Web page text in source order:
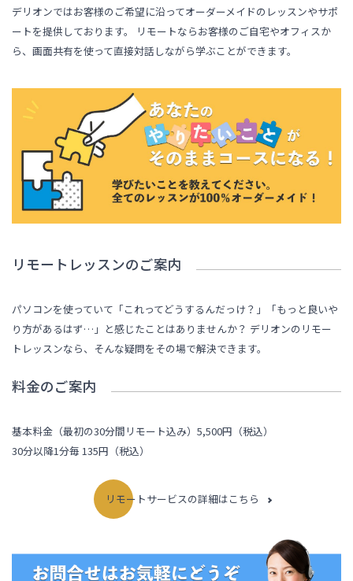
デリオンではお客様のご希望に沿ってオーダーメイドのレッスンやサポ
ートを提供しております。 リモートならお客様のご自宅やオフィスか
ら、画面共有を使って直接対話しながら学ぶことができます。
リモートレッスンのご案内
パソコンを使っていて「これってどうするんだっけ？」「もっと良いや
り方があるはず…」と感じたことはありませんか？ デリオンのリモー
トレッスンなら、そんな疑問をその場で解決できます。
料金のご案内
基本料金（最初の30分間リモート込み）5,500円（税込）
30分以降1分毎 135円（税込）
リモートサービスの詳細はこちら